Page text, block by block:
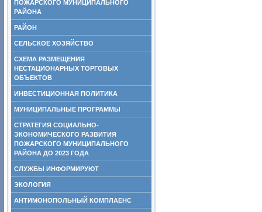
ПОЖАРСКОГО МУНИЦИПАЛЬНОГО
РАЙОНА
РАЙОН
СЕЛЬСКОЕ ХОЗЯЙСТВО
СХЕМА РАЗМЕЩЕНИЯ
НЕСТАЦИОНАРНЫХ ТОРГОВЫХ
ОБЪЕКТОВ
ИНВЕСТИЦИОННАЯ ПОЛИТИКА
МУНИЦИПАЛЬНЫЕ ПРОГРАММЫ
СТРАТЕГИЯ СОЦИАЛЬНО-
ЭКОНОМИЧЕСКОГО РАЗВИТИЯ
ПОЖАРСКОГО МУНИЦИПАЛЬНОГО
РАЙОНА ДО 2023 ГОДА
СЛУЖБЫ ИНФОРМИРУЮТ
ЭКОЛОГИЯ
АНТИМОНОПОЛЬНЫЙ КОМПЛАЕНС